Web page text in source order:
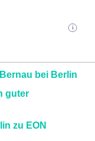
bei Berlin
guter
zu EON